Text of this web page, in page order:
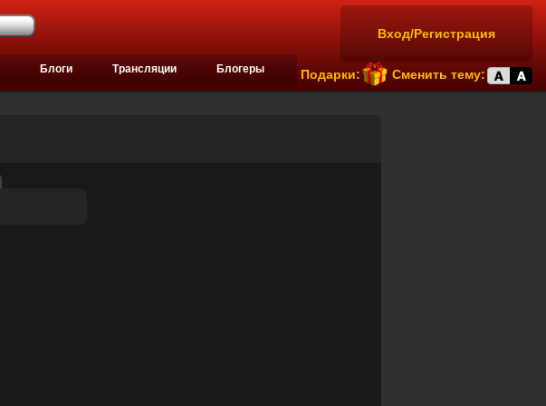
Вход/Регистрация
Подарки: Сменить тему:
Блоги Трансляции Блогеры